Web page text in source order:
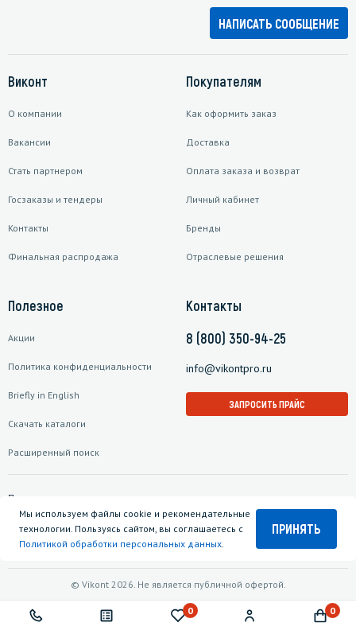
0 0
НАПИСАТЬ СООБЩЕНИЕ
Виконт
О компании
Вакансии
Стать партнером
Госзаказы и тендеры
Контакты
Финальная распродажа
Покупателям
Как оформить заказ
Доставка
Оплата заказа и возврат
Личный кабинет
Бренды
Отраслевые решения
Полезное
Акции
Политика конфиденциальности
Briefly in English
Скачать каталоги
Расширенный поиск
Контакты
8 (800) 350-94-25
info@vikontpro.ru
ЗАПРОСИТЬ ПРАЙС
© Vikont 2026. Не является публичной офертой.
Подписаться на рассылку
Мы используем файлы cookie и рекомендательные
технологии. Пользуясь сайтом, вы соглашаетесь с
Политикой обработки персональных данных.
ПРИНЯТЬ